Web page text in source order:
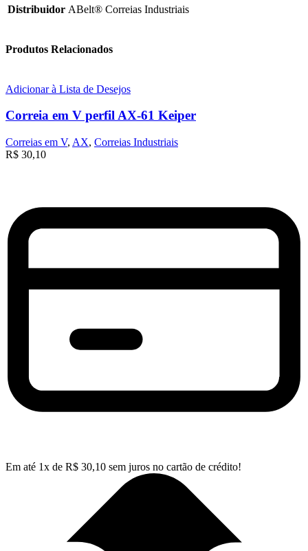
Distribuidor ABelt® Correias Industriais
Produtos Relacionados
Adicionar à Lista de Desejos
Correia em V perfil AX-61 Keiper
Correias em V, AX, Correias Industriais
R$ 30,10
Em até 1x de R$ 30,10 sem juros no cartão de crédito!